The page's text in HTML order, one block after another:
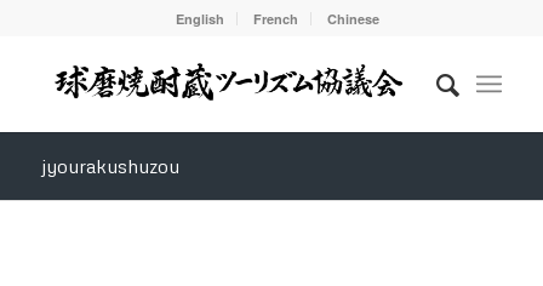
English French Chinese
jyourakushuzou